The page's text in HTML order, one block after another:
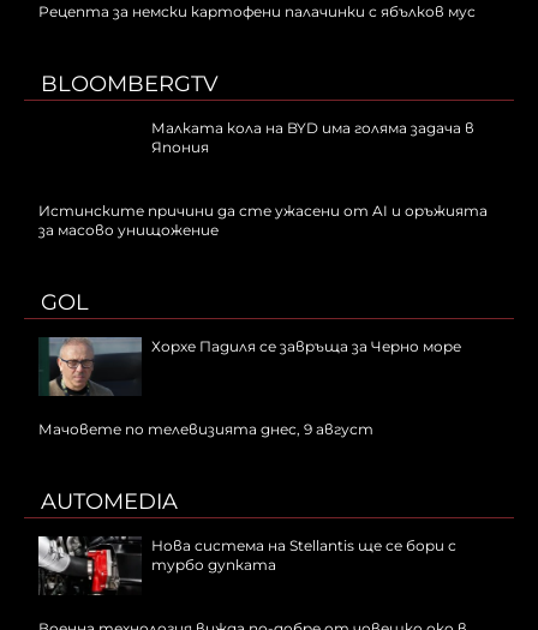
Рецепта за немски картофени палачинки с ябълков мус
BLOOMBERGTV
Малката кола на BYD има голяма задача в
Япония
Истинските причини да сте ужасени от AI и оръжията
за масово унищожение
GOL
Хорхе Падиля се завръща за Черно море
Мачовете по телевизията днес, 9 август
AUTOMEDIA
Нова система на Stellantis ще се бори с
турбо дупката